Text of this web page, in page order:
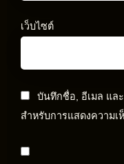
เว็บไซต์
บันทึกชื่อ, อีเมล แล
สำหรับการแสดงความเ